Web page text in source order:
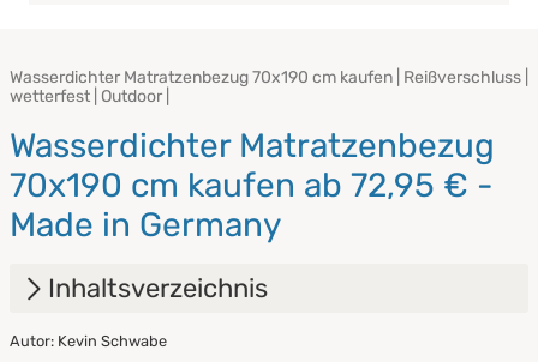
Wasserdichter Matratzenbezug 70x190 cm kaufen | Reißverschluss |
wetterfest | Outdoor |
Wasserdichter Matratzenbezug
70x190 cm kaufen ab 72,95 € -
Made in Germany
Inhaltsverzeichnis
1. Vorteile eines wasserdichten
Autor: Kevin Schwabe